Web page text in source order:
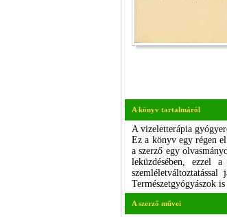
A könyv tartalmáról
A vizeletterápia
Ez a könyv egy régen
a szerző egy
leküzdésében, ezzel
Természetgyógyászok
A szerző művei